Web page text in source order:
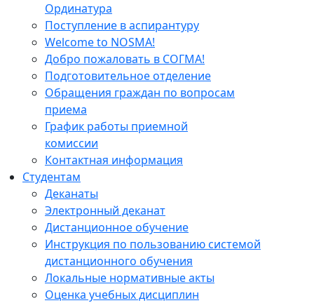
Ординатура
Поступление в аспирантуру
Welcome to NOSMA!
Добро пожаловать в СОГМА!
Подготовительное отделение
Обращения граждан по вопросам
приема
График работы приемной
комиссии
Контактная информация
Студентам
Деканаты
Электронный деканат
Дистанционное обучение
Инструкция по пользованию системой
дистанционного обучения
Локальные нормативные акты
Оценка учебных дисциплин